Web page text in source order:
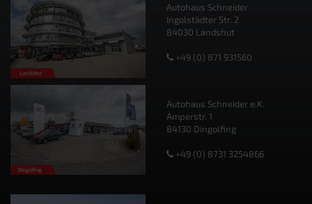
Autohaus Schneider
Ingolstädter Str. 2
84030 Landshut
+49 (0) 871 931560
Autohaus Schneider e.K.
Amperstr. 1
84130 Dingolfing
+49 (0) 8731 3254866